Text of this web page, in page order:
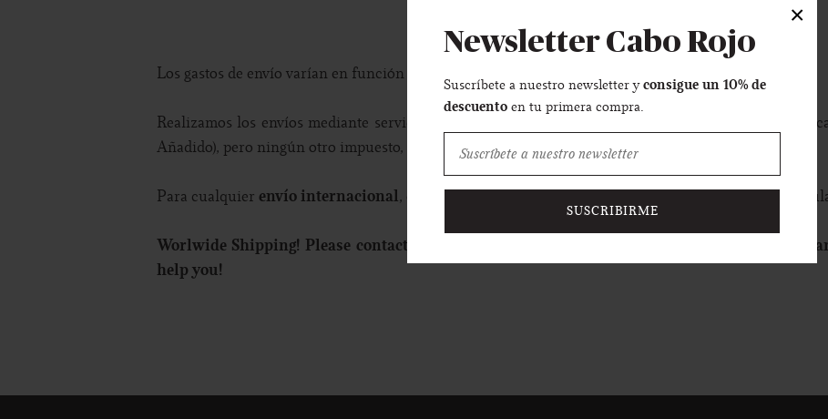
Newsletter Cabo Rojo
Suscríbete a nuestro newsletter yconsigue un 10% de
descuento en tu primera compra.
SUSCRIBIRME
×
Los gastos de envío varían en función de la dirección de envío que nos indiques.
Realizamos los envíos mediante servicio de mensajería. Los costes de envío incluyen en todos los
Añadido), pero ningún otro impuesto, tasa, arancel o recargo. Éstos irán siempre a cuenta del cliente.
Para cualquier envío internacional, escríbenos a infocaborojo@gmail.com para que podamos
Worlwide Shipping! Please contact us at infocaborojo@gmail.com for any infos or to place
help you!